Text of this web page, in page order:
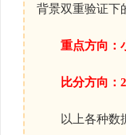
背景双重验证下
重点方向：
比分方向：2-
以上各种数据